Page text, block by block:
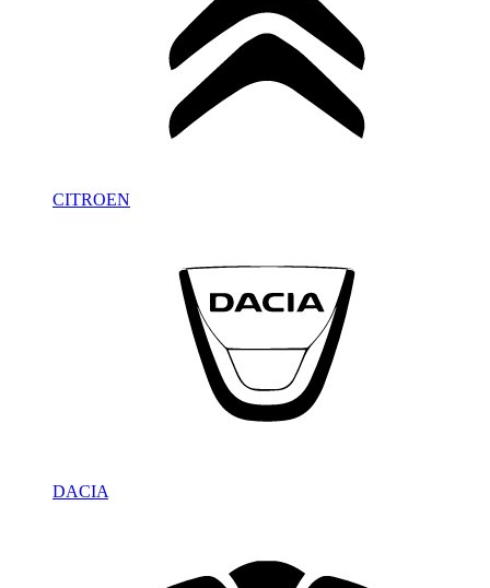
CITROEN
DACIA